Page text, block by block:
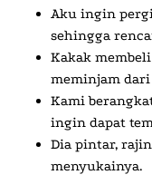
Aku ingin
sehingga
Kakak
meminjam
Kami
ingin dapat
Dia pintar,
menyukainya.